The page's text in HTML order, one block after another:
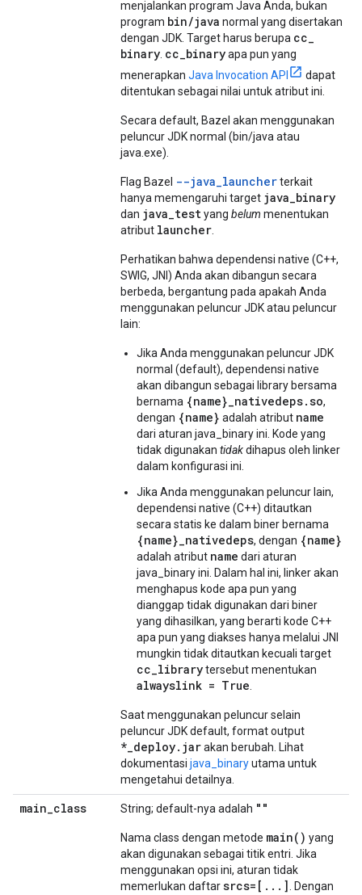
menjalankan program Java Anda, bukan
program bin/java normal yang disertakan
dengan JDK. Target harus berupa cc_
binary cc_binaryapa pun yang
menerapkan Java Invocation API
dapat
ditentukan sebagai nilai untuk atribut ini.
Secara default, Bazel akan menggunakan
peluncur JDK normal (bin/java atau
java.exe).
Flag Bazel --java_launcherterkait
hanya memengaruhi target java_binary
dan java_testyang belum menentukan
atribut launcher
Perhatikan bahwa dependensi native (C++,
SWIG, JNI) Anda akan dibangun secara
berbeda, bergantung pada apakah Anda
menggunakan peluncur JDK atau peluncur
lain:
Jika Anda menggunakan peluncur JDK
normal (default), dependensi native
akan dibangun sebagai library bersama
bernama {name}_nativedeps.so,
dengan {name} adalah atribut name
dari aturan java_binary ini. Kode yang
tidak digunakan tidakdihapus oleh linker
dalam konfigurasi ini.
Jika Anda menggunakan peluncur lain,
dependensi native (C++) ditautkan
secara statis ke dalam biner bernama
{name}_nativedeps, dengan {name}
adalah atribut name dari aturan
java_binary ini. Dalam hal ini, linker akan
menghapus kode apa pun yang
dianggap tidak digunakan dari biner
yang dihasilkan, yang berarti kode C++
apa pun yang diakses hanya melalui JNI
mungkin tidak ditautkan kecuali target
cc_librarytersebut menentukan
alwayslink = True
Saat menggunakan peluncur selain
peluncur JDK default, format output
*_deploy.jarakan berubah. Lihat
dokumentasi java_binaryutama untuk
mengetahui detailnya.
main_class String; default-nya adalah ""
Nama class dengan metode main( ) yang
akan digunakan sebagai titik entri. Jika
menggunakan opsi ini, aturan tidak
memerlukan daftarsrcs=[ . . . ]
. Dengan